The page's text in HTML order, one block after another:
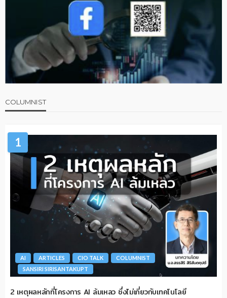
COLUMNIST
1
AI ARTICLES CIO TALK
COLUMNIST
SANSIRI SIRISANTAKUPT
2 เหตุผลหลักที่โครงการ AI ล้มเหลว ซึ่งไม่เกี่ยวกับเทคโนโลยี